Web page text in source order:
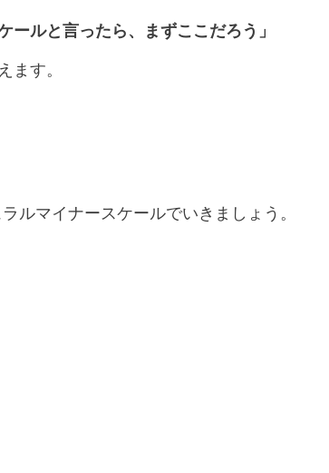
ールと言ったら、まずここだろう」
ます。
ルマイナースケールでいきましょう。